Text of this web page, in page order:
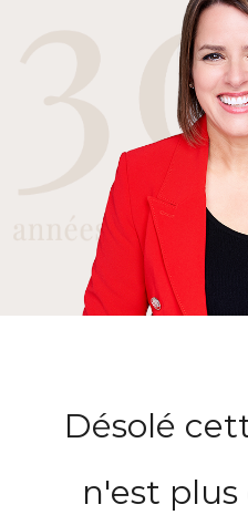
Désolé
n'est